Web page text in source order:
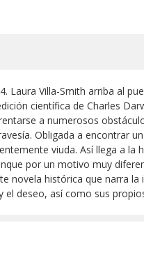
Laura Villa-Smith arriba al
científica de Charles
a numerosos
Obligada a encontrar
viuda. Así llega a
por un motivo muy
novela histórica que narra
el deseo, así como sus